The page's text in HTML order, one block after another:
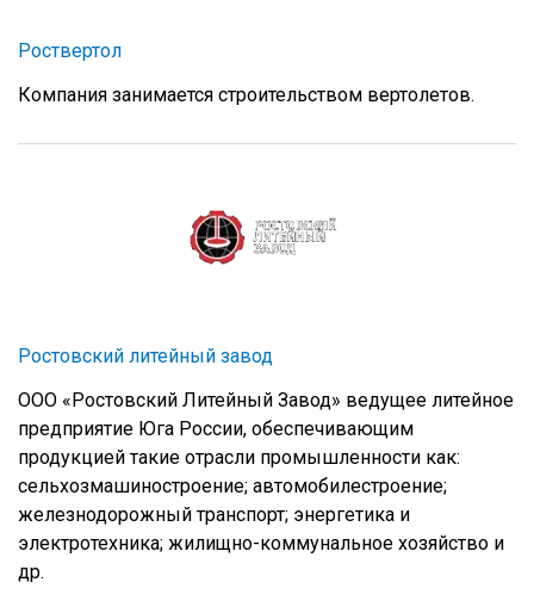
Роствертол
Компания занимается строительством вертолетов.
Ростовский литейный завод
ООО «Ростовский Литейный Завод» ведущее литейное
предприятие Юга России, обеспечивающим
продукцией такие отрасли промышленности как:
сельхозмашиностроение; автомобилестроение;
железнодорожный транспорт; энергетика и
электротехника; жилищно-коммунальное хозяйство и
др.